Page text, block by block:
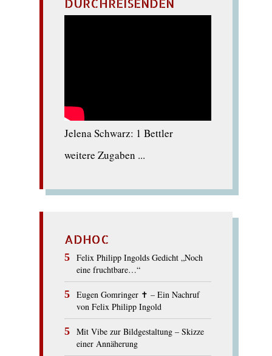
Jelena Schwarz: 1 Bettler
weitere Zugaben ...
ADHOC
Felix Philipp Ingolds Gedicht „Noch
eine fruchtbare…“
Eugen Gomringer ✝︎ – Ein Nachruf
von Felix Philipp Ingold
Mit Vibe zur Bildgestaltung – Skizze
einer Annäherung